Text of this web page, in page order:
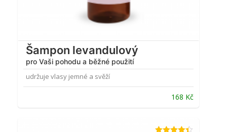
Šampon levandulový
pro Vaši pohodu a běžné použití
udržuje vlasy jemné a svěží
168 Kč